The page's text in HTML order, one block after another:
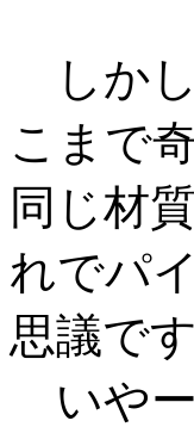
しかし
こまで
同じ材
れでパ
思議です
いやー